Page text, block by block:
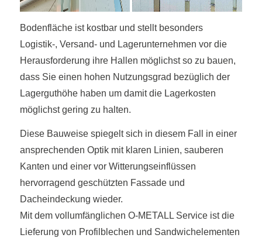
Bodenfläche ist kostbar und stellt besonders
Logistik-, Versand- und Lagerunternehmen vor die
Herausforderung ihre Hallen möglichst so zu bauen,
dass Sie einen hohen Nutzungsgrad bezüglich der
Lagerguthöhe haben um damit die Lagerkosten
möglichst gering zu halten.
Diese Bauweise spiegelt sich in diesem Fall in einer
ansprechenden Optik mit klaren Linien, sauberen
Kanten und einer vor Witterungseinflüssen
hervorragend geschützten Fassade und
Dacheindeckung wieder.
Mit dem vollumfänglichen O-METALL Service ist die
Lieferung von Profilblechen und Sandwichelementen